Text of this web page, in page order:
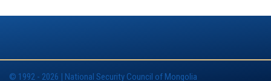
© 1992 - 2026 | National Security Council of Mongolia